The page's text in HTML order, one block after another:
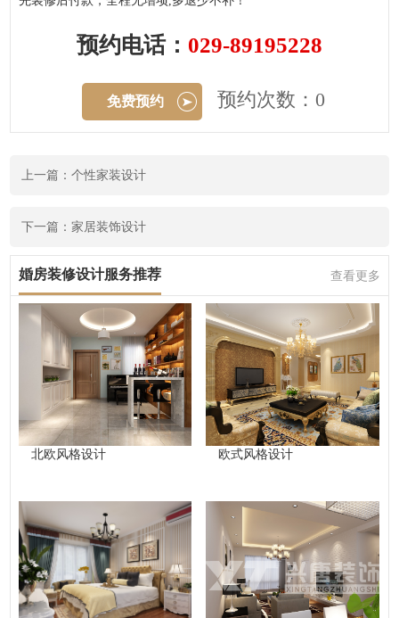
预约电话： 029-89195228
免费预约 预约次数：0
上一篇：个性家装设计
下一篇：家居装饰设计
婚房装修设计服务推荐 查看更多
北欧风格设计 欧式风格设计